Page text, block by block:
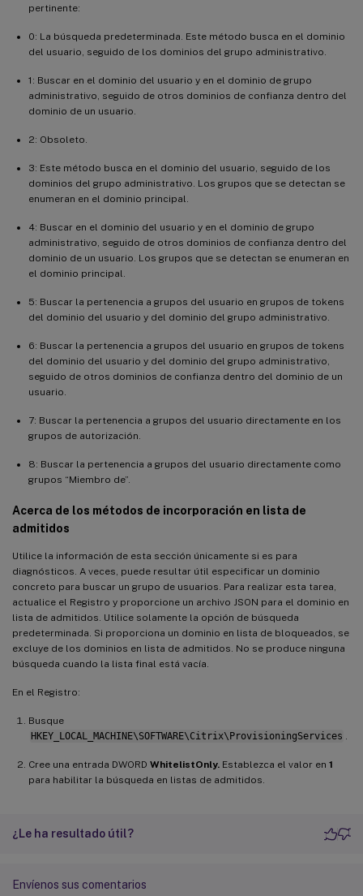
pertinente:
0: La búsqueda predeterminada. Este método busca en el dominio
del usuario, seguido de los dominios del grupo administrativo.
1: Buscar en el dominio del usuario y en el dominio de grupo
administrativo, seguido de otros dominios de confianza dentro del
dominio de un usuario.
2: Obsoleto.
3: Este método busca en el dominio del usuario, seguido de los
dominios del grupo administrativo. Los grupos que se detectan se
enumeran en el dominio principal.
4: Buscar en el dominio del usuario y en el dominio de grupo
administrativo, seguido de otros dominios de confianza dentro del
dominio de un usuario. Los grupos que se detectan se enumeran en
el dominio principal.
5: Buscar la pertenencia a grupos del usuario en grupos de tokens
del dominio del usuario y del dominio del grupo administrativo.
6: Buscar la pertenencia a grupos del usuario en grupos de tokens
del dominio del usuario y del dominio del grupo administrativo,
seguido de otros dominios de confianza dentro del dominio de un
usuario.
7: Buscar la pertenencia a grupos del usuario directamente en los
grupos de autorización.
8: Buscar la pertenencia a grupos del usuario directamente como
grupos “Miembro de”.
Acerca de los métodos de incorporación en lista de
admitidos
Utilice la información de esta sección únicamente si es para
diagnósticos. A veces, puede resultar útil especificar un dominio
concreto para buscar un grupo de usuarios. Para realizar esta tarea,
actualice el Registro y proporcione un archivo JSON para el dominio en
lista de admitidos. Utilice solamente la opción de búsqueda
predeterminada. Si proporciona un dominio en lista de bloqueados, se
excluye de los dominios en lista de admitidos. No se produce ninguna
búsqueda cuando la lista final está vacía.
En el Registro:
Busque
HKEY_LOCAL_MACHINE\SOFTWARE\Citrix\ProvisioningServices .
Cree una entrada DWORD WhitelistOnly. Establezca el valor en 1
para habilitar la búsqueda en listas de admitidos.
¿Le ha resultado útil?
Envíenos sus comentarios